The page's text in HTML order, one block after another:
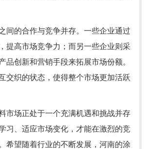
间的合作与竞争并存。一些企业通过
提高市场竞争力；而另一些企业则采
品创新和营销手段来拓展市场份额。
交织的状态，使得整个市场更加活跃
市场正处于一个充满机遇和挑战并存
习、适应市场变化，才能在激烈的竞
希望随着行业的不断发展，河南的涂